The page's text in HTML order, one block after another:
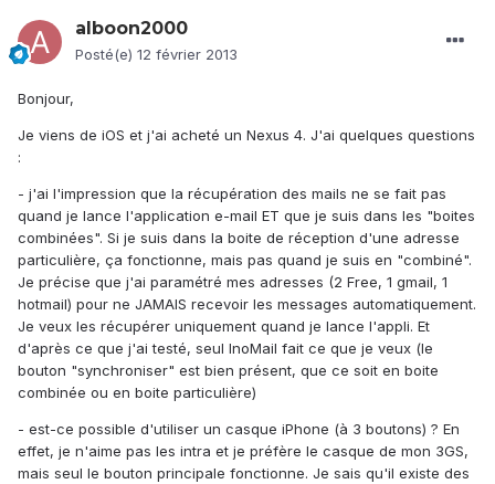
alboon2000
Posté(e) 12 février 2013
Bonjour,
Je viens de iOS et j'ai acheté un Nexus 4. J'ai quelques questions
:
- j'ai l'impression que la récupération des mails ne se fait pas
quand je lance l'application e-mail ET que je suis dans les "boites
combinées". Si je suis dans la boite de réception d'une adresse
particulière, ça fonctionne, mais pas quand je suis en "combiné".
Je précise que j'ai paramétré mes adresses (2 Free, 1 gmail, 1
hotmail) pour ne JAMAIS recevoir les messages automatiquement.
Je veux les récupérer uniquement quand je lance l'appli. Et
d'après ce que j'ai testé, seul InoMail fait ce que je veux (le
bouton "synchroniser" est bien présent, que ce soit en boite
combinée ou en boite particulière)
- est-ce possible d'utiliser un casque iPhone (à 3 boutons) ? En
effet, je n'aime pas les intra et je préfère le casque de mon 3GS,
mais seul le bouton principale fonctionne. Je sais qu'il existe des